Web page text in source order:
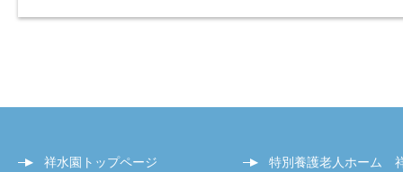
祥水園トップページ
特別養護老人ホーム